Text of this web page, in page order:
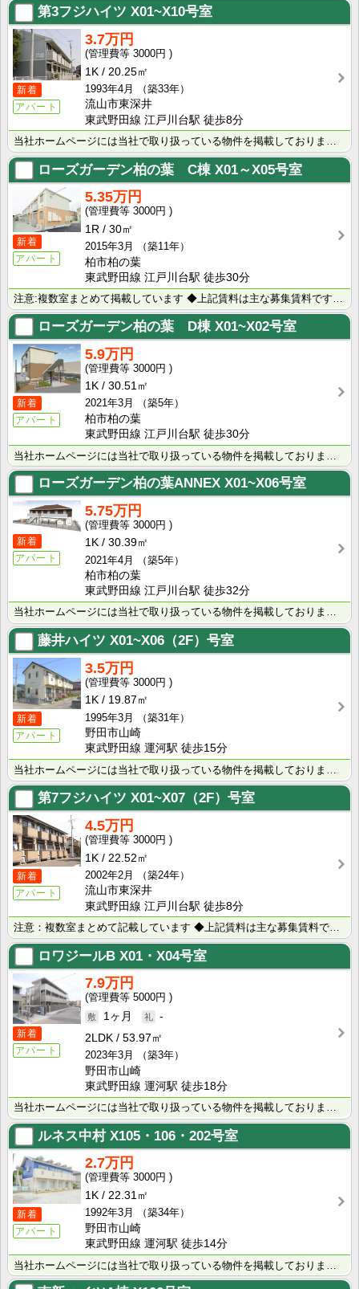
第3フジハイツ X01~X10号室
新着
アパート
3.7万円
3000円
1K
20.25㎡
1993年4月
（築33年）
流山市東深井
東武野田線 江戸川台駅 徒歩8分
ローズガーデン柏の葉 C棟 X01～X05号室
新着
アパート
5.35万円
3000円
1R
30㎡
2015年3月
（築11年）
柏市柏の葉
東武野田線 江戸川台駅 徒歩30分
ローズガーデン柏の葉 D棟 X01~X02号室
新着
アパート
5.9万円
3000円
1K
30.51㎡
2021年3月
（築5年）
柏市柏の葉
東武野田線 江戸川台駅 徒歩30分
ローズガーデン柏の葉ANNEX X01~X06号室
新着
アパート
5.75万円
3000円
1K
30.39㎡
2021年4月
（築5年）
柏市柏の葉
東武野田線 江戸川台駅 徒歩32分
当社ホームページには当社で取り扱っている物件を掲載しております。 現在の募集状況に関しては、スタッフ･･･
藤井ハイツ X01~X06（2F）号室
新着
アパート
3.5万円
3000円
1K
19.87㎡
1995年3月
（築31年）
野田市山崎
東武野田線 運河駅 徒歩15分
第7フジハイツ X01~X07（2F）号室
新着
アパート
4.5万円
3000円
1K
22.52㎡
2002年2月
（築24年）
流山市東深井
東武野田線 江戸川台駅 徒歩8分
ロワジールB X01・X04号室
新着
アパート
7.9万円
5000円
1ヶ月
-
2LDK
53.97㎡
2023年3月
（築3年）
野田市山崎
東武野田線 運河駅 徒歩18分
ルネス中村X105・106・202号室
新着
アパート
2.7万円
3000円
1K
22.31㎡
1992年3月
（築34年）
野田市山崎
東武野田線 運河駅 徒歩14分